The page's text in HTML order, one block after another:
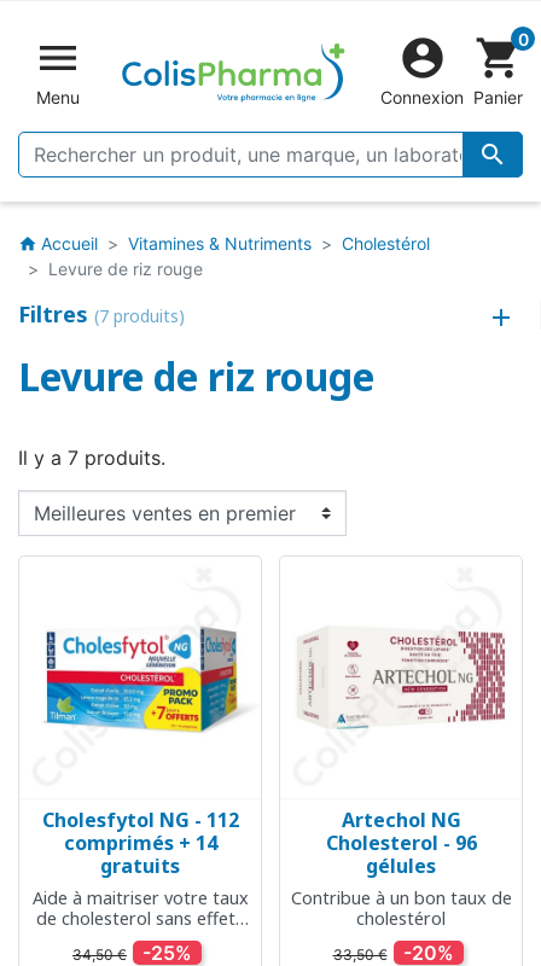

Menu


Connexion
shopping_cart0
Panier
home Accueil Vitamines & Nutriments
Cholestérol
Levure de riz rouge
Filtres (7 produits)
Levure de riz rouge
Il y a 7 produits.
Cholesfytol NG - 112
comprimés + 14
gratuits
Aide à maitriser votre taux
de cholesterol sans effets
secondaires
34,50 € -25%
Artechol NG
Cholesterol - 96
gélules
Contribue à un bon taux de
cholestérol
33,50 € -20%